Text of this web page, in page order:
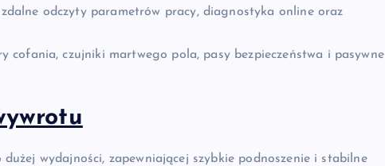
odczyty parametrów pracy, diagnostyka online oraz
cofania, czujniki martwego pola, pasy bezpieczeństwa i pasywne
wydajności, zapewniającej szybkie podnoszenie i stabilne